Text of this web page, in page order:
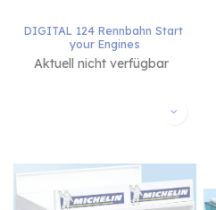
DIGITAL 124 Rennbahn Start
your Engines
Aktuell nicht verfügbar